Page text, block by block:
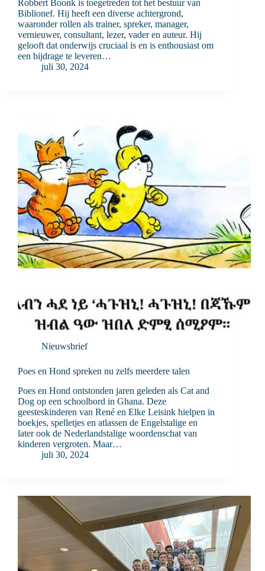
Robbert Boonk is toegetreden tot het bestuur van
Biblionef. Hij heeft een diverse achtergrond,
waaronder rollen als trainer, spreker, manager,
vernieuwer, consultant, lezer, vader en auteur. Hij
gelooft dat onderwijs cruciaal is en is enthousiast om
een bijdrage te leveren…
juli 30, 2024
Nieuwsbrief
Poes en Hond spreken nu zelfs meerdere talen
Poes en Hond ontstonden jaren geleden als Cat and
Dog op een schoolbord in Ghana. Deze
geesteskinderen van René en Elke Leisink hielpen in
boekjes, spelletjes en atlassen de Engelstalige en
later ook de Nederlandstalige woordenschat van
kinderen vergroten. Maar…
juli 30, 2024